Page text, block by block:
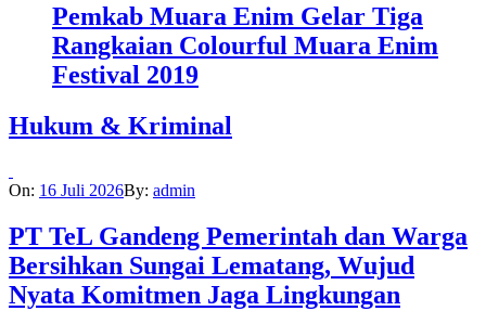
Pemkab Muara Enim Gelar Tiga
Rangkaian Colourful Muara Enim
Festival 2019
Hukum & Kriminal
On: 16 Juli 2026By: admin
PT TeL Gandeng Pemerintah dan Warga
Bersihkan Sungai Lematang, Wujud
Nyata Komitmen Jaga Lingkungan